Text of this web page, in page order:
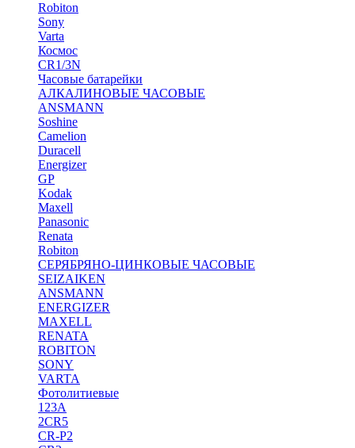
Robiton
Sony
Varta
Космос
CR1/3N
Часовые батарейки
АЛКАЛИНОВЫЕ ЧАСОВЫЕ
ANSMANN
Soshine
Camelion
Duracell
Energizer
GP
Kodak
Maxell
Panasonic
Renata
Robiton
СЕРЯБРЯНО-ЦИНКОВЫЕ ЧАСОВЫЕ
SEIZAIKEN
ANSMANN
ENERGIZER
MAXELL
RENATA
ROBITON
SONY
VARTA
Фотолитиевые
123A
2CR5
CR-P2